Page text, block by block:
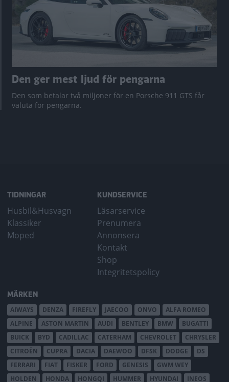
Den ger mest ljud för pengarna
Den som betalar två miljoner för en Porsche 911 GTS får
valuta för pengarna.
TIDNINGAR
Husbil&Husvagn
Klassiker
Moped
KUNDSERVICE
Läsarservice
Prenumera
Annonsera
Kontakt
Shop
Integritetspolicy
MÄRKEN
AIWAYS DENZA FIREFLY JAECOO ONVO
ALFA ROMEO
ALPINE
ASTON MARTIN AUDI BENTLEY BMW
BUGATTI
BUICK
BYD CADILLAC CATERHAM CHEVROLET
CHRYSLER
CITROËN
CUPRA DACIA DAEWOO DFSK DODGE
DS
FERRARI
FIAT FISKER FORD GENESIS
GWM WEY
HOLDEN
HONDA HONGQI HUMMER HYUNDAI INEOS